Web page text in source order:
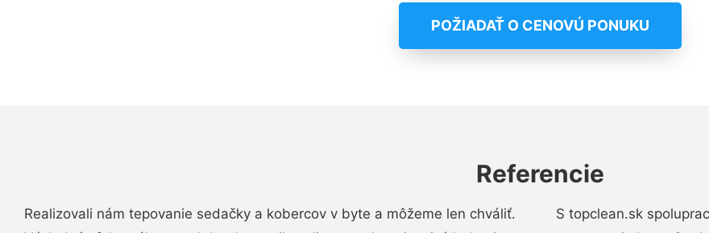
POŽIADAŤ O CENOVÚ PONUKU
Referencie
Realizovali nám tepovanie sedačky a kobercov v byte a môžeme len chváliť.
S topclean.sk